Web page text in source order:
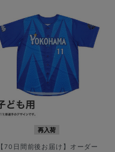
再入荷
【70日間前後お届け】オーダー